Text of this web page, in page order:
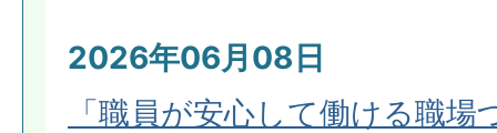
2026年06月08日
「職員が安心して働ける職